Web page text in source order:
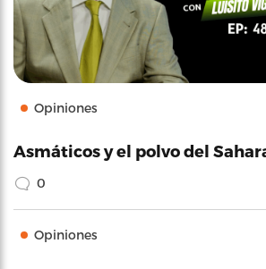
Opiniones
Asmáticos y el polvo del
0
Opiniones